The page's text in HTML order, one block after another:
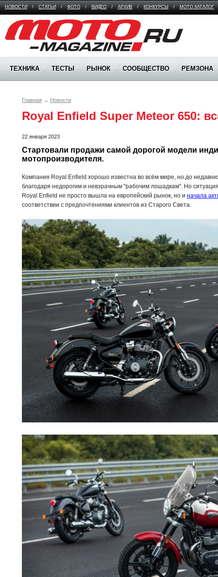
НОВОСТИ / СТАТЬИ / ФОТО / ВИДЕО / АРХИВ / КОНКУРСЫ / МОТО КАТАЛОГ
Moto Magazine
ТЕХНИКА ТЕСТЫ РЫНОК СООБЩЕСТВО РЕМЗОНА
Главная → Новости
Royal Enfield Super Meteor 650:
22 января 2023
Стартовали продажи самой дорогой модели
мотопроизводителя.
Компания Royal Enfield хорошо известна во всём мире, но до
благодаря недорогим и невзрачным "рабочим лошадкам". Но
Royal Enfield не просто вышла на европейский рынок, но и начала
соответствии с предпочтениями клиентов из Старого Света.